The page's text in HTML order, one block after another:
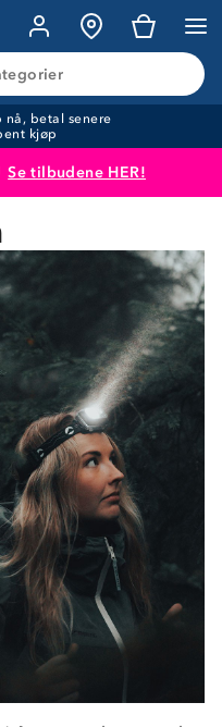
nå, betal senere
kjøp
Se tilbudene HER!